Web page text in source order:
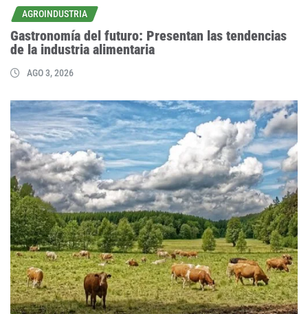
AGROINDUSTRIA
Gastronomía del futuro: Presentan las tendencias
de la industria alimentaria
AGO 3, 2026